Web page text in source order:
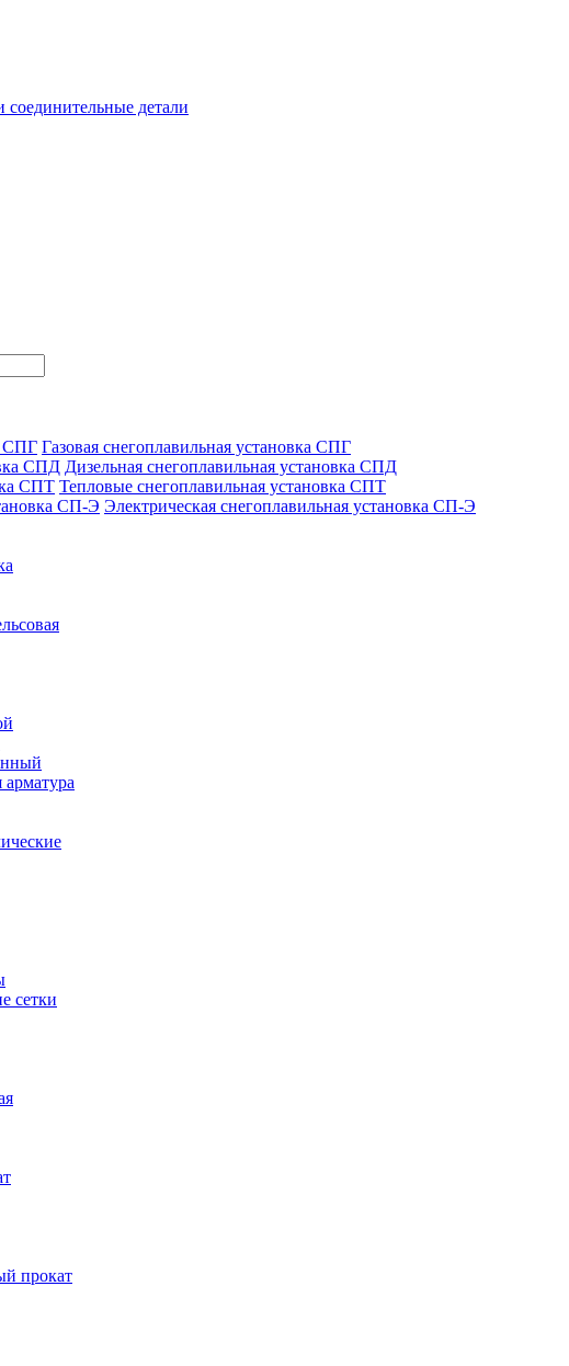
детали
Газовая снегоплавильная установка СПГ
Дизельная снегоплавильная установка СПД
Тепловые снегоплавильная установка СПТ
Электрическая снегоплавильная установка СП-Э
сетки
прокат